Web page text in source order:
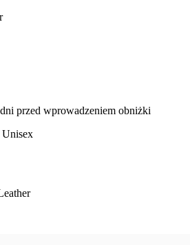
przed wprowadzeniem obniżki
Unisex